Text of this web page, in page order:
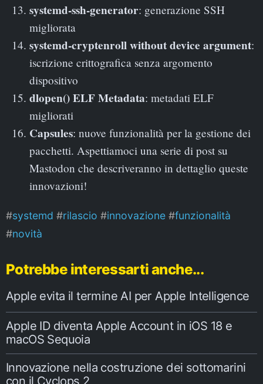
systemd-ssh-generator: generazione SSH
migliorata
systemd-cryptenroll without device argument:
iscrizione crittografica senza argomento
dispositivo
dlopen() ELF Metadata: metadati ELF
migliorati
Capsules: nuove funzionalità per la gestione dei
pacchetti. Aspettiamoci una serie di post su
Mastodon che descriveranno in dettaglio queste
innovazioni!
systemd rilascio innovazione
funzionalità
novità
Potrebbe interessarti anche...
Apple evita il termine AI per Apple Intelligence
Apple ID diventa Apple Account in iOS 18 e
macOS Sequoia
Innovazione nella costruzione dei sottomarini
con il Cyclops 2